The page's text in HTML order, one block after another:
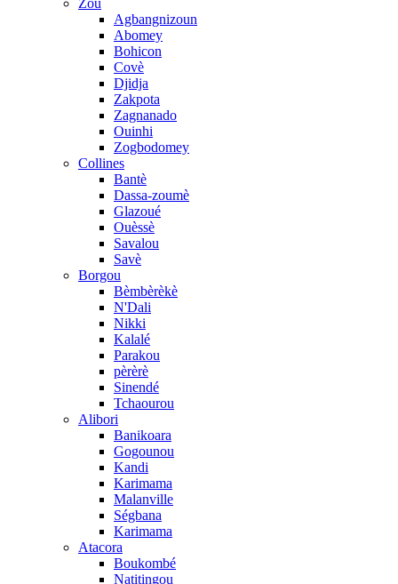
Agbangnizoun
Abomey
Bohicon
Covè
Djidja
Zakpota
Zagnanado
Ouinhi
Zogbodomey
Collines
Bantè
Dassa-zoumè
Glazoué
Ouèssè
Savalou
Savè
Borgou
Bèmbèrèkè
N'Dali
Nikki
Kalalé
Parakou
pèrèrè
Sinendé
Tchaourou
Alibori
Banikoara
Gogounou
Kandi
Karimama
Malanville
Ségbana
Karimama
Atacora
Boukombé
Natitingou